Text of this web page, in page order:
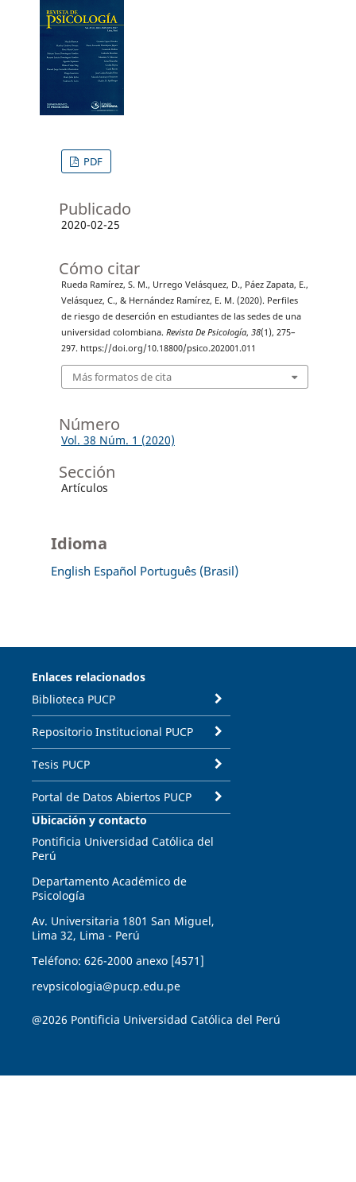
PDF
Publicado
2020-02-25
Cómo citar
Rueda Ramírez, S. M., Urrego Velásquez, D., Páez Zapata, E.,
Velásquez, C., & Hernández Ramírez, E. M. (2020). Perfiles
de riesgo de deserción en estudiantes de las sedes de una
universidad colombiana. Revista De Psicología, 38(1), 275–
297. https://doi.org/10.18800/psico.202001.011
Más formatos de cita
Número
Vol. 38 Núm. 1 (2020)
Sección
Artículos
Idioma
English Español Português (Brasil)
Enlaces relacionados
Biblioteca PUCP
Repositorio Institucional PUCP
Tesis PUCP
Portal de Datos Abiertos PUCP
Ubicación y contacto
Pontificia Universidad Católica del
Perú
Departamento Académico de
Psicología
Av. Universitaria 1801 San Miguel,
Lima 32, Lima - Perú
Teléfono: 626-2000 anexo [4571]
revpsicologia@pucp.edu.pe
@2026 Pontificia Universidad Católica del Perú